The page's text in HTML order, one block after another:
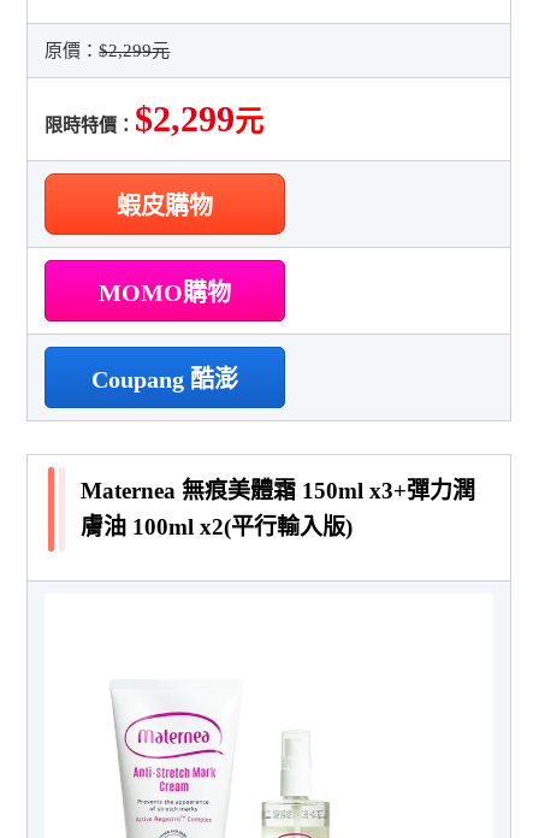
原價：$2,299元
限時特價： $2,299元
蝦皮購物
MOMO購物
Coupang 酷澎
Maternea 無痕美體霜 150ml x3+彈力潤
膚油 100ml x2(平行輸入版)